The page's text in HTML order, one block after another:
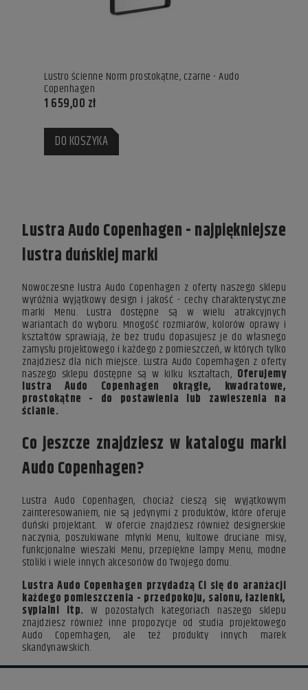
Lustro ścienne Norm prostokątne, czarne - Audo
Copenhagen
1 659,00 zł
DO KOSZYKA
Lustra Audo Copenhagen - najpiękniejsze
lustra duńskiej marki
Nowoczesne lustra Audo Copenhagen z oferty naszego sklepu
wyróżnia wyjątkowy design i jakość - cechy charakterystyczne
marki Menu. Lustra dostępne są w wielu atrakcyjnych
wariantach do wyboru. Mnogość rozmiarów, kolorów oprawy i
kształtów sprawiają, że bez trudu dopasujesz je do własnego
zamysłu projektowego i każdego z pomieszczeń, w których tylko
znajdziesz dla nich miejsce. Lustra Audo Copemhagen z oferty
naszego sklepu dostępne są w kilku kształtach, Oferujemy
lustra Audo Copenhagen okrągłe, kwadratowe,
prostokątne - do postawienia lub zawieszenia na
ścianie.
Co jeszcze znajdziesz w katalogu marki
Audo Copenhagen?
Lustra Audo Copenhagen, chociaż cieszą się wyjątkowym
zainteresowaniem, nie są jedynymi z produktów, które oferuje
duński projektant. W ofercie znajdziesz również designerskie
naczynia, poszukiwane młynki Menu, kultowe druciane misy,
funkcjonalne wieszaki Menu, przepiękne lampy Menu, modne
stoliki i wiele innych akcesoriów do Twojego domu.
Lustra Audo Copenhagen przydadzą Ci się do aranżacji
każdego pomieszczenia - przedpokoju, salonu, łazienki,
sypialni itp. W pozostałych kategoriach naszego sklepu
znajdziesz również inne propozycje od studia projektowego
Audo Copemhagen, ale też produkty innych marek
skandynawskich.